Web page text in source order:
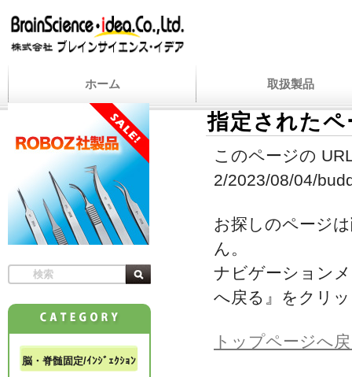
ホーム 取扱製品
指定された
このページの
2/2023/08/04/
お探しのページ
ん。
ナビゲーション
へ戻る』をクリ
トップページへ
脳・脊髄固定/ｲﾝｼﾞｪｸｼｮﾝ